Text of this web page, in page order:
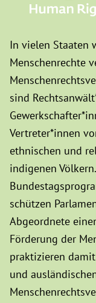
In vielen Staaten
Menschenrechte
sind
Vertreter*innen
ethnischen und
indigenen
schützen
Abgeordnete
Förderung der
praktizieren
und